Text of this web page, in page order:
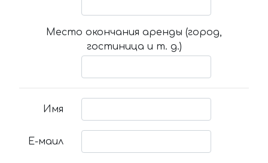
Место окончания аренды (город,
гостиница и т. д.)
Имя
Е-маил